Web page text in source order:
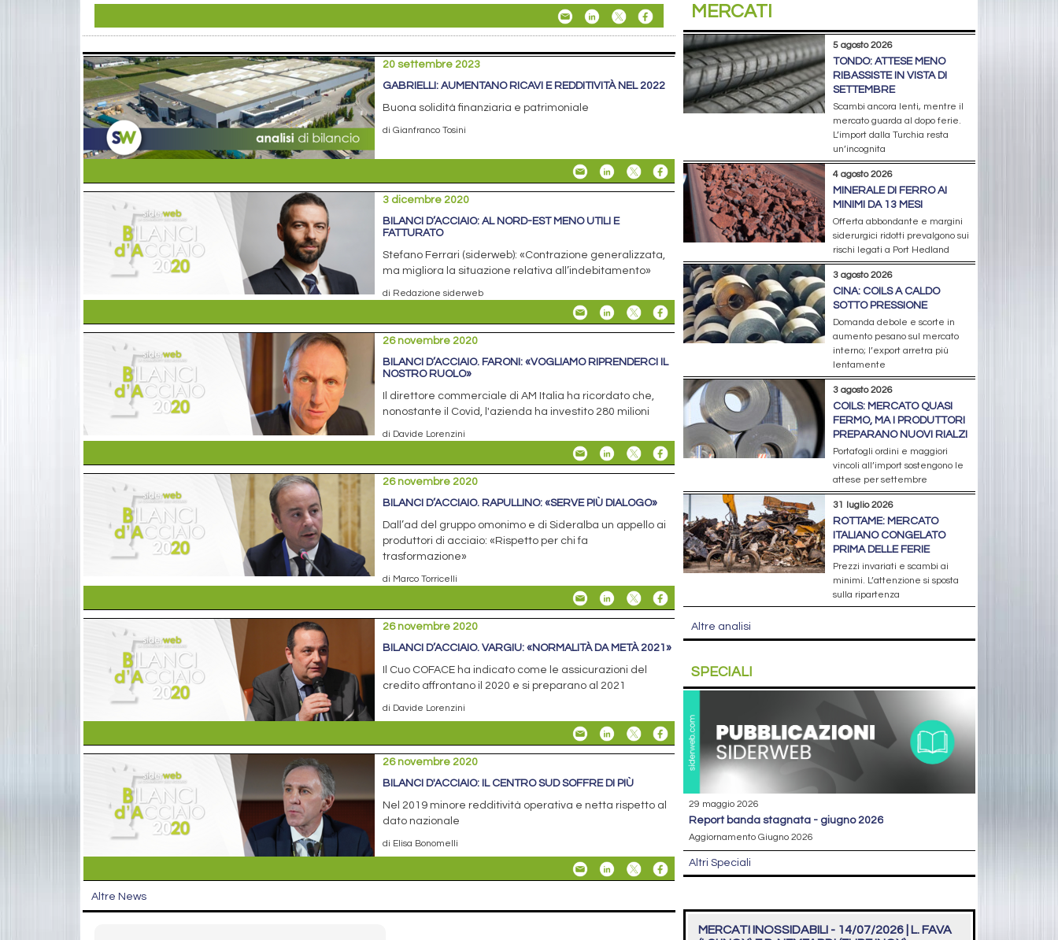
20 settembre 2023
GABRIELLI: AUMENTANO RICAVI E REDDITIVITÀ NEL 2022
Buona solidità finanziaria e patrimoniale
di Gianfranco Tosini
3 dicembre 2020
BILANCI D’ACCIAIO: AL NORD-EST MENO UTILI E
FATTURATO
Stefano Ferrari (siderweb): «Contrazione generalizzata,
ma migliora la situazione relativa all’indebitamento»
di Redazione siderweb
26 novembre 2020
BILANCI D’ACCIAIO. FARONI: «VOGLIAMO RIPRENDERCI IL
NOSTRO RUOLO»
Il direttore commerciale di AM Italia ha ricordato che,
nonostante il Covid, l'azienda ha investito 280 milioni
di Davide Lorenzini
26 novembre 2020
BILANCI D’ACCIAIO. RAPULLINO: «SERVE PIÙ DIALOGO»
Dall’ad del gruppo omonimo e di Sideralba un appello ai
produttori di acciaio: «Rispetto per chi fa
trasformazione»
di Marco Torricelli
26 novembre 2020
BILANCI D’ACCIAIO. VARGIU: «NORMALITÀ DA METÀ 2021»
Il Cuo COFACE ha indicato come le assicurazioni del
credito affrontano il 2020 e si preparano al 2021
di Davide Lorenzini
26 novembre 2020
BILANCI D'ACCIAIO: IL CENTRO SUD SOFFRE DI PIÙ
Nel 2019 minore redditività operativa e netta rispetto al
dato nazionale
di Elisa Bonomelli
Altre News
MERCATI
5 agosto 2026
TONDO: ATTESE MENO
RIBASSISTE IN VISTA DI
SETTEMBRE
Scambi ancora lenti, mentre il
mercato guarda al dopo ferie.
L’import dalla Turchia resta
un’incognita
4 agosto 2026
MINERALE DI FERRO AI
MINIMI DA 13 MESI
Offerta abbondante e margini
siderurgici ridotti prevalgono sui
rischi legati a Port Hedland
3 agosto 2026
CINA: COILS A CALDO
SOTTO PRESSIONE
Domanda debole e scorte in
aumento pesano sul mercato
interno; l’export arretra più
lentamente
3 agosto 2026
COILS: MERCATO QUASI
FERMO, MA I PRODUTTORI
PREPARANO NUOVI RIALZI
Portafogli ordini e maggiori
vincoli all’import sostengono le
attese per settembre
31 luglio 2026
ROTTAME: MERCATO
ITALIANO CONGELATO
PRIMA DELLE FERIE
Prezzi invariati e scambi ai
minimi. L’attenzione si sposta
sulla ripartenza
Altre analisi
SPECIALI
29 maggio 2026
report banda stagnata - giugno 2026
Aggiornamento Giugno 2026
Altri Speciali
MERCATI INOSSIDABILI - 14/07/2026 | L. FAVA